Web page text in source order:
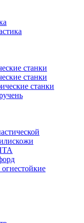
станки
станки
станки